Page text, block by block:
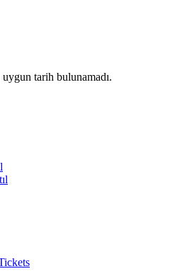
tarih bulunamadı.